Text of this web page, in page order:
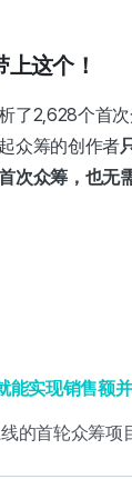
这个！
了2,628个首
众筹的创作者
次众筹，也无
能实现销售额
的首轮众筹项